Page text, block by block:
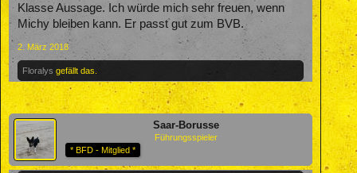
Klasse Aussage. Ich würde mich sehr freuen, wenn
Michy bleiben kann. Er passt gut zum BVB.
2. März 2018
Floralys gefällt das.
Saar-Borusse
Führungsspieler
* BFD - Mitglied *